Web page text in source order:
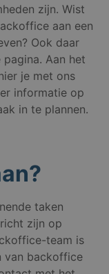
zijn. Wist
aan een
Ook daar
Aan het
je met ons
informatie op
in te plannen.
taken
zijn op
team is
van backoffice